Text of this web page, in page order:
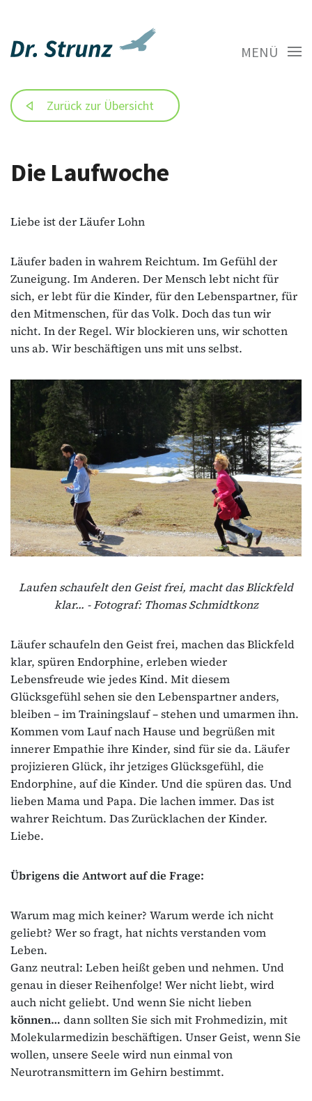
MENÜ
Zurück zur Übersicht
Die Laufwoche
Liebe ist der Läufer Lohn
Läufer baden in wahrem Reichtum. Im Gefühl der
Zuneigung. Im Anderen. Der Mensch lebt nicht für
sich, er lebt für die Kinder, für den Lebenspartner, für
den Mitmenschen, für das Volk. Doch das tun wir
nicht. In der Regel. Wir blockieren uns, wir schotten
uns ab. Wir beschäftigen uns mit uns selbst.
Laufen schaufelt den Geist frei, macht das Blickfeld
klar... - Fotograf: Thomas Schmidtkonz
Läufer schaufeln den Geist frei, machen das Blickfeld
klar, spüren Endorphine, erleben wieder
Lebensfreude wie jedes Kind. Mit diesem
Glücksgefühl sehen sie den Lebenspartner anders,
bleiben – im Trainingslauf – stehen und umarmen ihn.
Kommen vom Lauf nach Hause und begrüßen mit
innerer Empathie ihre Kinder, sind für sie da. Läufer
projizieren Glück, ihr jetziges Glücksgefühl, die
Endorphine, auf die Kinder. Und die spüren das. Und
lieben Mama und Papa. Die lachen immer. Das ist
wahrer Reichtum. Das Zurücklachen der Kinder.
Liebe.
Übrigens die Antwort auf die Frage:
Warum mag mich keiner? Warum werde ich nicht
geliebt? Wer so fragt, hat nichts verstanden vom
Leben.
Ganz neutral: Leben heißt geben und nehmen. Und
genau in dieser Reihenfolge! Wer nicht liebt, wird
auch nicht geliebt. Und wenn Sie nicht lieben
können… dann sollten Sie sich mit Frohmedizin, mit
Molekularmedizin beschäftigen. Unser Geist, wenn Sie
wollen, unsere Seele wird nun einmal von
Neurotransmittern im Gehirn bestimmt.